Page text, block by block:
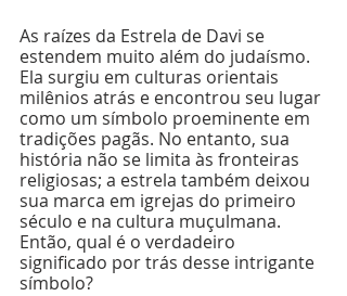
As raízes da Estrela de Davi se
estendem muito além do judaísmo.
Ela surgiu em culturas orientais
milênios atrás e encontrou seu lugar
como um símbolo proeminente em
tradições pagãs. No entanto, sua
história não se limita às fronteiras
religiosas; a estrela também deixou
sua marca em igrejas do primeiro
século e na cultura muçulmana.
Então, qual é o verdadeiro
significado por trás desse intrigante
símbolo?